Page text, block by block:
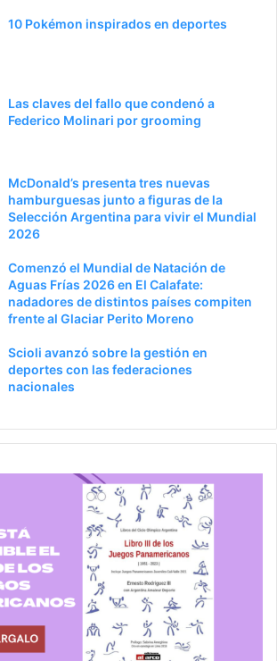
e
o
r
p
i
n
10 Pokémon inspirados en deportes
Las claves del fallo que condenó a
Federico Molinari por grooming
McDonald’s presenta tres nuevas
hamburguesas junto a figuras de la
Selección Argentina para vivir el Mundial
2026
Comenzó el Mundial de Natación de
Aguas Frías 2026 en El Calafate:
nadadores de distintos países compiten
frente al Glaciar Perito Moreno
Scioli avanzó sobre la gestión en
deportes con las federaciones
nacionales